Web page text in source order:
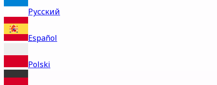
Русский
Español
Polski